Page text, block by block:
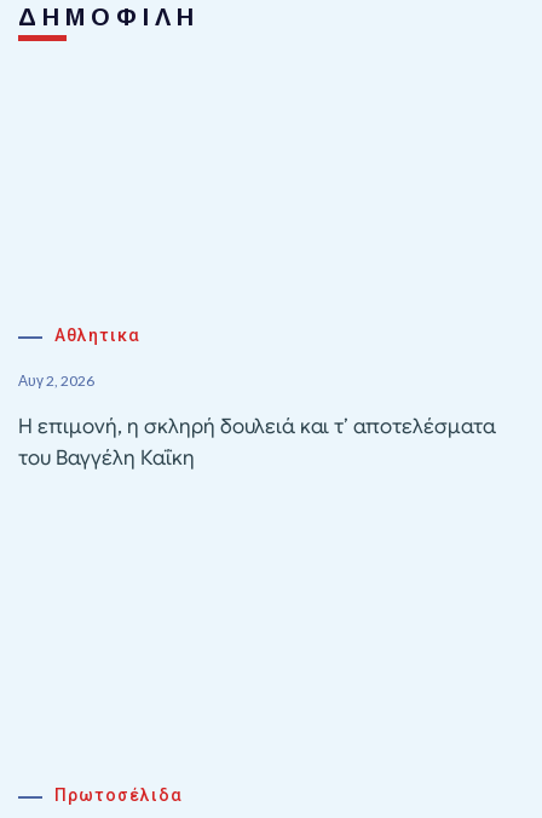
ΔΗΜΟΦΙΛΗ
Αθλητικα
Αυγ 2, 2026
Η επιμονή, η σκληρή δουλειά και τ’ αποτελέσματα
του Βαγγέλη Καΐκη
Πρωτοσέλιδα